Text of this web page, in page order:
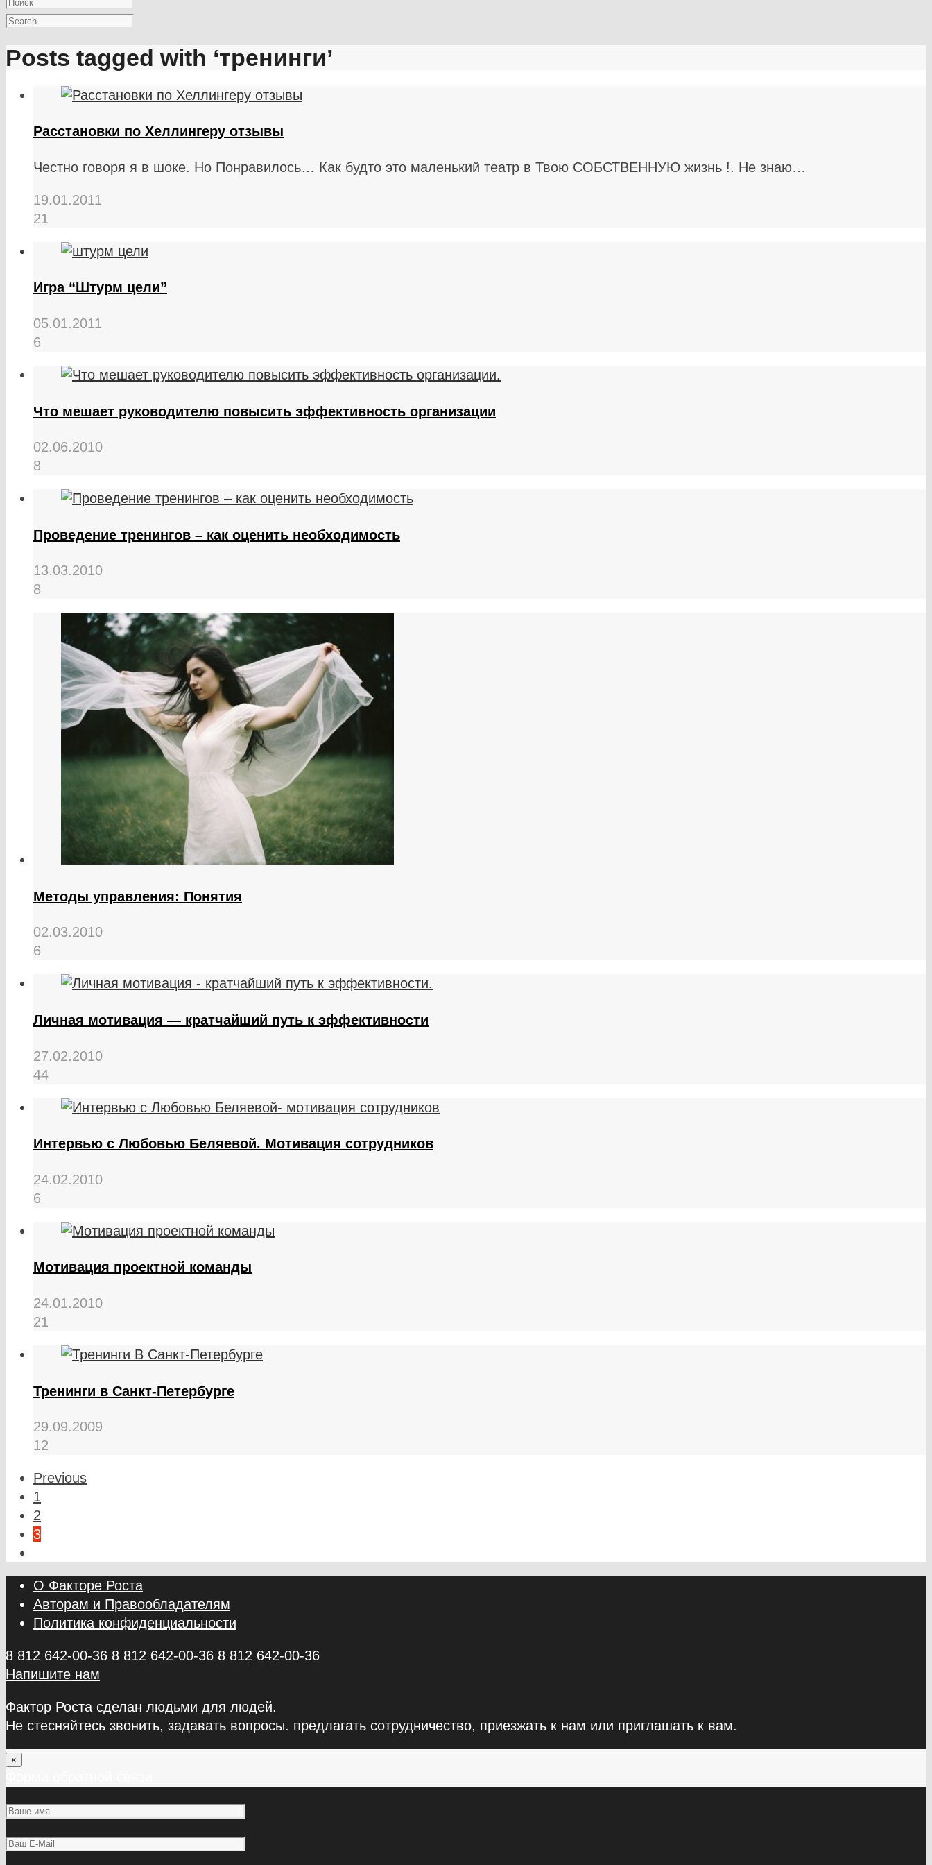
Posts tagged with ‘тренинги’
Расстановки по Хеллингеру отзывы
Честно говоря я в шоке. Но Понравилось… Как будто это маленький театр в Твою СОБСТВЕННУЮ жизнь !. Не знаю…
19.01.2011
21
Игра “Штурм цели”
05.01.2011
6
Что мешает руководителю повысить эффективность организации
02.06.2010
8
Проведение тренингов – как оценить необходимость
13.03.2010
8
Методы управления: Понятия
02.03.2010
6
Личная мотивация — кратчайший путь к эффективности
27.02.2010
44
Интервью с Любовью Беляевой. Мотивация сотрудников
24.02.2010
6
Мотивация проектной команды
24.01.2010
21
Тренинги в Санкт-Петербурге
29.09.2009
12
Previous
1
2
3
О Факторе Роста
Авторам и Правообладателям
Политика конфиденциальности
8 812 642-00-36 8 812 642-00-36 8 812 642-00-36
Напишите нам
Фактор Роста сделан людьми для людей.
Не стесняйтесь звонить, задавать вопросы. предлагать сотрудничество, приезжать к нам или приглашать к вам.
×